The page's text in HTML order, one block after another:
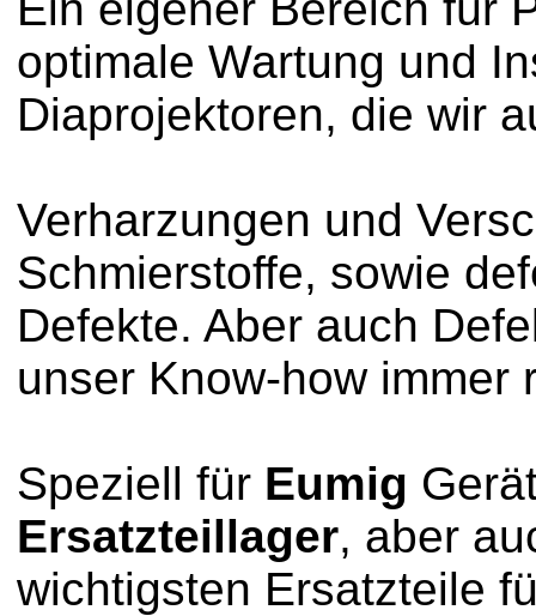
optimale Wartung und
Diaprojektoren, die wir
Verharzungen und
Schmierstoffe, sowie
Defekte. Aber auch
unser Know-how immer
Speziell für Eumig
Ersatzteillager, aber
wichtigsten Ersatzteile